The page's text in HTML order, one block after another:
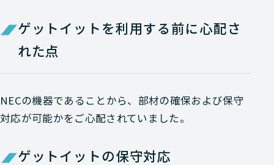
ゲットイットを利用する前に心配さ
れた点
NECの機器であることから、部材の確保および保守
対応が可能かをご心配されていました。
ゲットイットの保守対応